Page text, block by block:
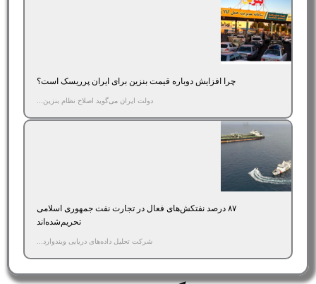
چرا افزایش دوباره قیمت بنزین برای ایران پرریسک است؟
دولت ایران می‌گوید اصلاح نظام بنزین...
۸۷ درصد نفتکش‌های فعال در تجارت نفت جمهوری اسلامی
تحریم‌شده‌اند
شرکت تحلیل داده‌های دریایی ویندوارد...